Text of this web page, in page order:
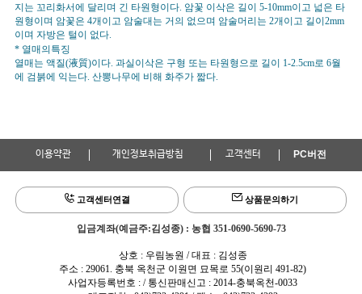
지는 꼬리화서에 달리며 긴 타원형이다. 암꽃 이삭은 길이 5-10mm이고 넓은 타
원형이며 암꽃은 4개이고 암술대는 거의 없으며 암술머리는 2개이고 길이2mm
이며 자방은 털이 없다.
* 열매의특징
열매는 액질(液質)이다. 과실이삭은 구형 또는 타원형으로 길이 1-2.5cm로 6월
에 검붉에 익는다. 산뽕나무에 비해 화주가 짧다.
이용약관 개인정보취급방침 고객센터 PC버전
고객센터연결 상품문의하기
입금계좌(예금주:김성종) : 농협 351-0690-5690-73
상호 : 우림농원 / 대표 : 김성종
주소 : 29061. 충북 옥천군 이원면 묘목로 55(이원리 491-82)
사업자등록번호 : / 통신판매신고 : 2014-충북옥천-0033